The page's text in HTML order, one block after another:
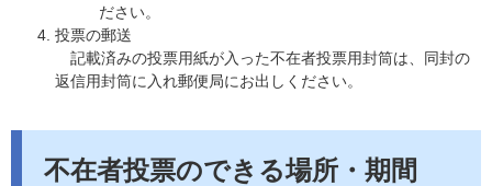
ださい。
投票の郵送
記載済みの投票用紙が入った不在者投票用封筒は、同封の
返信用封筒に入れ郵便局にお出しください。
不在者投票のできる場所・期間